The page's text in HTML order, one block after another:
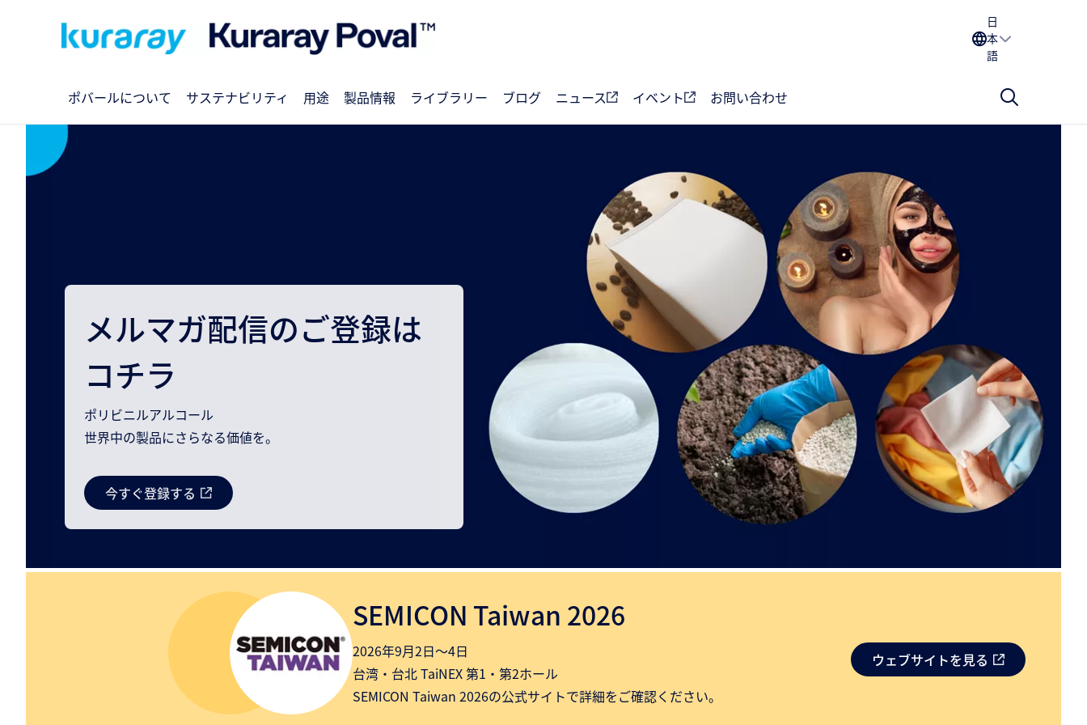
日
本
語
ポバールについて サステナビリティ 用途 製品情報 ライブラリー ブログ ニュース イベント お問い合わせ
メルマガ配信のご登録は
コチラ
ポリビニルアルコール
世界中の製品にさらなる価値を。
今すぐ登録する
SEMICON Taiwan 2026
2026年9月2日～4日
台湾・台北 TaiNEX 第1・第2ホール
SEMICON Taiwan 2026の公式サイトで詳細をご確認ください。
ウェブサイトを見る